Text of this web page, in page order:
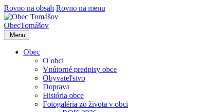
Rovno na obsah Rovno na menu
ObecTomášov
Menu
Obec
O obci
Vnútorné predpisy obce
Obyvateľstvo
Doprava
História obce
Fotogaléria zo života v obci